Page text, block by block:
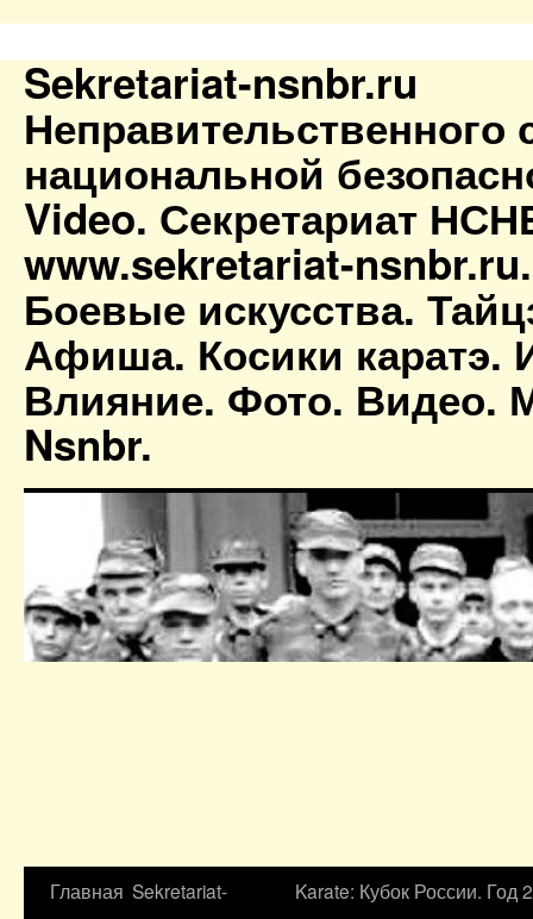
Sekretariat-nsnbr.ru
Неправительственного
национальной
Video. Секретариат
www.sekretariat-
Боевые искусства.
Афиша. Косики каратэ.
Влияние. Фото. Видео.
Nsnbr.
Главная Sekretariat-
Karate: Кубок России. Год